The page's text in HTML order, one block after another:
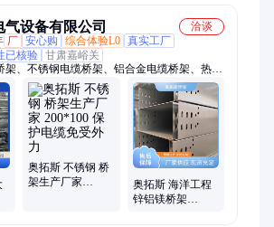
设备有限公司
洽谈
厂 安心购 综合体验L0 真实工厂
已核验 甘肃嘉峪关
架、不锈钢电缆桥架、铝合金电缆桥架、热浸
电缆桥架、玻璃钢电缆桥架、高分子电缆桥
奥拓斯 不锈钢 桥
架生产厂家
奥拓斯 海洋工程
锌铝镁桥架